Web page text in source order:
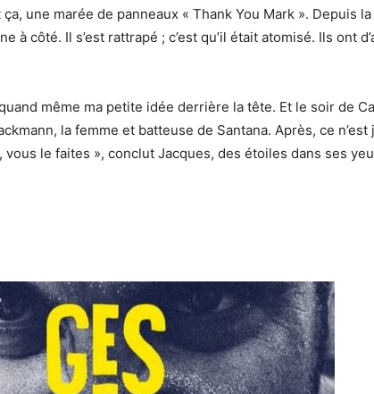
une marée de panneaux « Thank You Mark ». Depuis
côté. Il s’est rattrapé ; c’est qu’il était atomisé. Ils ont
même ma petite idée derrière la tête. Et le soir de
la femme et batteuse de Santana. Après, ce n’est
le faites », conclut Jacques, des étoiles dans ses